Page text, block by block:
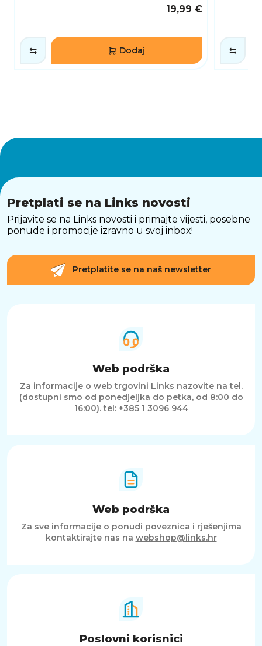
19,99 €
Dodaj
Pretplati se na Links novosti
Prijavite se na Links novosti i primajte vijesti, posebne
ponude i promocije izravno u svoj inbox!
Pretplatite se na naš newsletter
Web podrška
Za informacije o web trgovini Links nazovite na tel.
(dostupni smo od ponedjeljka do petka, od 8:00 do
16:00).tel: +385 1 3096 944
Web podrška
Za sve informacije o ponudi poveznica i rješenjima
kontaktirajte nas na webshop@links.hr
Poslovni korisnici